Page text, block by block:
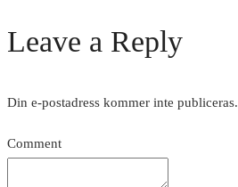
Leave a Reply
Din e-postadress kommer inte publiceras.
Comment